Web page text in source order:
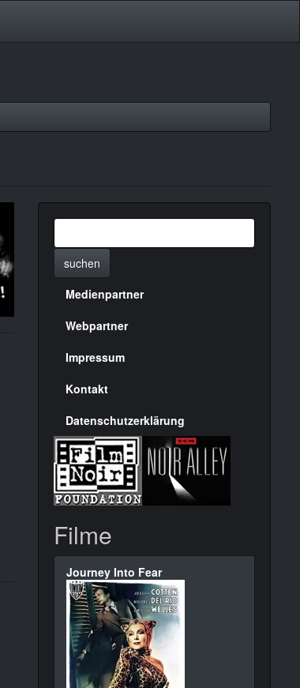
suchen
Menülinks
rechte
Seite
Medienpartner
Webpartner
Impressum
Kontakt
Datenschutzerklärung
Filme
Journey Into Fear